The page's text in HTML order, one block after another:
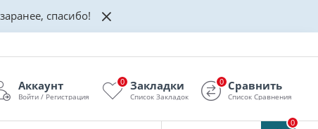
спасибо!
Аккаунт
Войти / Регистрация
Закладки
Список Закладок
0 Сравнить
Список Сравнения
0
0